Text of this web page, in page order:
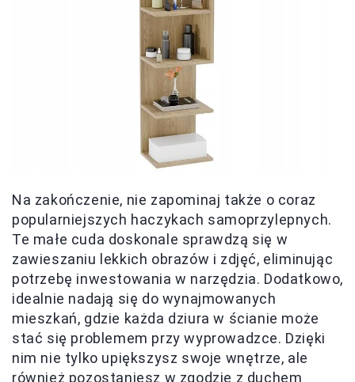
Na zakończenie, nie zapominaj także o coraz
popularniejszych haczykach samoprzylepnych.
Te małe cuda doskonale sprawdzą się w
zawieszaniu lekkich obrazów i zdjęć, eliminując
potrzebę inwestowania w narzędzia. Dodatkowo,
idealnie nadają się do wynajmowanych
mieszkań, gdzie każda dziura w ścianie może
stać się problemem przy wyprowadzce. Dzięki
nim nie tylko upiększysz swoje wnętrze, ale
również pozostaniesz w zgodzie z duchem